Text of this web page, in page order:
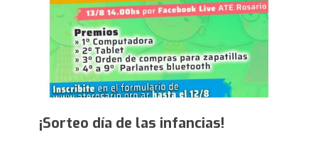
¡Sorteo día de las infancias!